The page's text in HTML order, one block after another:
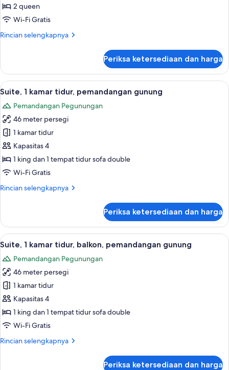
2
Tempat
Tidur
gunung
2 queen
Wi-Fi Gratis
Rincian selengkapnya
Rincian
Kamar
Deluks,
2
Tidur
Queen,
pemandangan
gunung
Periksa ketersediaan dan harga
Lihat
semua
foto
untuk
Suite,
1
kamar
tidur,
gunung
Suite, 1 kamar tidur, pemandangan
5
Suite, 1 kamar tidur, pemandangan gunung
Pemandangan Pegunungan
46 meter persegi
1 kamar tidur
Kapasitas 4
1 king dan 1 tempat tidur sofa double
Wi-Fi Gratis
Rincian selengkapnya
Rincian
Suite,
kamar
pemandangan
gunung
Periksa ketersediaan dan harga
Lihat
semua
foto
untuk
Suite,
1
kamar
tidur,
pemandangan
Suite, 1 kamar tidur, balkon,
7
Suite, 1 kamar tidur, balkon, pemandangan gunung
Pemandangan Pegunungan
46 meter persegi
1 kamar tidur
Kapasitas 4
1 king dan 1 tempat tidur sofa double
Wi-Fi Gratis
Rincian selengkapnya
Rincian
Periksa ketersediaan dan harga